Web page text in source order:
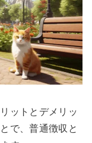
ットとデメリッ
で、普通徴収と